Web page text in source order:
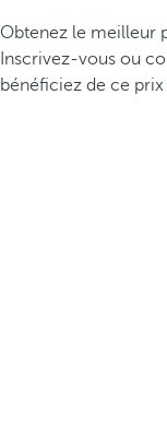
Obtenez le meilleur
Inscrivez-vous ou
bénéficiez de ce